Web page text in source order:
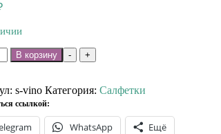
- +
В корзину
s-vino Категория: Салфетки
ссылкой:
WhatsApp Ещё